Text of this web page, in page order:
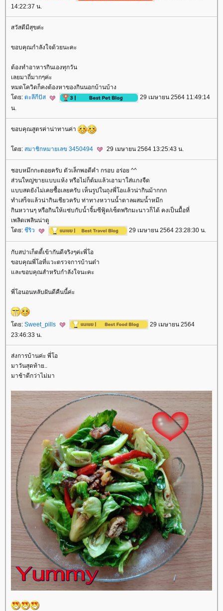
14:22:37 น.
สวัสดีมีสุขค่ะ
ขอบคุณกำลังใจด้วยนะคะ
ต้องทำอาหารกินเองทุกวัน
เลยมาถี่มากๆค่ะ
หมดโควิดก็คงต้องหาของกินนอกบ้านบ้าง
ดย: ตะลีกีปัส
29 เมษายน 2564 11:49:14
น.
ขอบคุณสูตรค่าน่าทานค่า
ดย: สมาชิกหมายเลข 3450494 29 เมษายน 2564 13:25:43 น.
ชอบหมึกกะตอยครับ ตัวเล็กพอดีคำ กรอบ อร่อย ^^
ส่วนใหญ่ขายแบบแห้ง หรือไม่ก็ต้มแล้วเอามาใส่แกงจืด
บบสดยังไม่เคยซื้อเลยครับ เห็นรูปในถุงพี่โอแล้วน่ากินม้ากกก
ทำเสร็จแล้วน่ากินเชียวครับ ท่าทางหวานน้ำตาลผสมน้ำหมึก
กินหวานๆ หรือกินให้แซ่บกับน้ำจิ้มซีฟู้ด/เซ็ตพริกมะนาวก็ได้ คงเป็นมื้อที่
เพลิดเพลินน่าดู
ดย: ชีริว 29 เมษายน 2564 23:28:30 น.
กับสปาเก็ตตี้เข้ากันดีจริงๆค่ะพี่โอ
ขอบคุณพี่โอที่แวะตรวจการบ้านต๋า
ละขอบคุณสำหรับกำลังใจนะคะ
พี่โอนอนหลับฝันดีคืนนี้ค่ะ
ดย: Sweet_pills
29 เมษายน 2564
23:46:33 น.
ส่งการบ้านค่ะ พี่โอ
มาวันสุดท้าย..
มาช้าดีกว่าไม่มา